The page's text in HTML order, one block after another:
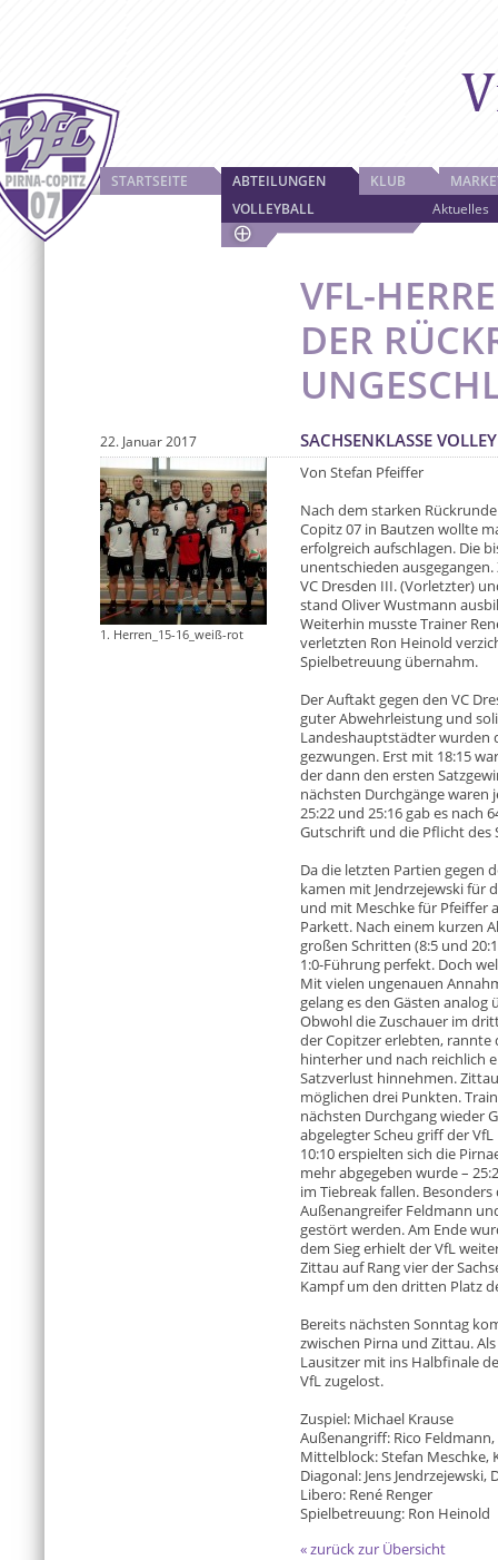
STARTSEITE
ABTEILUNGEN
VOLLEYBALL
Aktuelles
KLUB
VFL-
DER
SACHSENKLASSE
22. Januar 2017
Von Stefan Pfeiffer
Nach dem starken
Copitz 07 in Bautzen wollte
erfolgreich aufschlagen. Die
unentschieden
VC Dresden III. (Vorletzter)
stand Oliver Wustmann
Weiterhin musste Trainer
verletzten Ron Heinold
Spielbetreuung übernahm.
Der Auftakt gegen den VC
guter Abwehrleistung und
Landeshauptstädter wurden
gezwungen. Erst mit 18:15
der dann den ersten
nächsten Durchgänge waren
25:22 und 25:16 gab es nach
Gutschrift und die Pflicht des
Da die letzten Partien gegen
kamen mit Jendrzejewski für
und mit Meschke für Pfeiffer
Parkett. Nach einem kurzen
großen Schritten (8:5 und
1:0-Führung perfekt. Doch
Mit vielen ungenauen
gelang es den Gästen analog
Obwohl die Zuschauer im
der Copitzer erlebten, rannte
hinterher und nach reichlich
Satzverlust hinnehmen.
möglichen drei Punkten.
nächsten Durchgang wieder
abgelegter Scheu griff der
10:10 erspielten sich die
mehr abgegeben wurde –
im Tiebreak fallen.
Außenangreifer Feldmann
gestört werden. Am Ende
dem Sieg erhielt der VfL
Zittau auf Rang vier der
Kampf um den dritten Platz
Bereits nächsten Sonntag
zwischen Pirna und Zittau.
Lausitzer mit ins Halbfinale
VfL zugelost.
Zuspiel: Michael Krause
Außenangriff: Rico
Mittelblock: Stefan Meschke,
Diagonal: Jens Jendrzejewski,
Libero: René Renger
Spielbetreuung: Ron Heinold
« zurück zur Übersicht
1. Herren_15-16_weiß-rot